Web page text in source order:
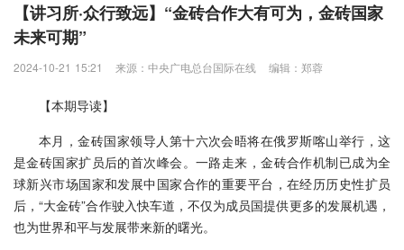
【讲习所·众行致远】“金砖合作大有可为，金砖国家
未来可期”
2024-10-21 15:21 来源：中央广电总台国际在线 编辑：郑蓉
【本期导读】
本月，金砖国家领导人第十六次会晤将在俄罗斯喀山举行，这
是金砖国家扩员后的首次峰会。一路走来，金砖合作机制已成为全
球新兴市场国家和发展中国家合作的重要平台，在经历历史性扩员
后，“大金砖”合作驶入快车道，不仅为成员国提供更多的发展机遇，
也为世界和平与发展带来新的曙光。